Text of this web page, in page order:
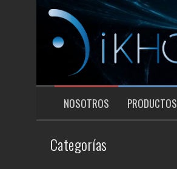
contenido
NOSOTROS PRODUCTOS
Categorías